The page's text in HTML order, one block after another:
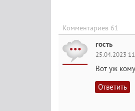
Комментариев 61
гость
25.04.2023
Вот уж
Ответить